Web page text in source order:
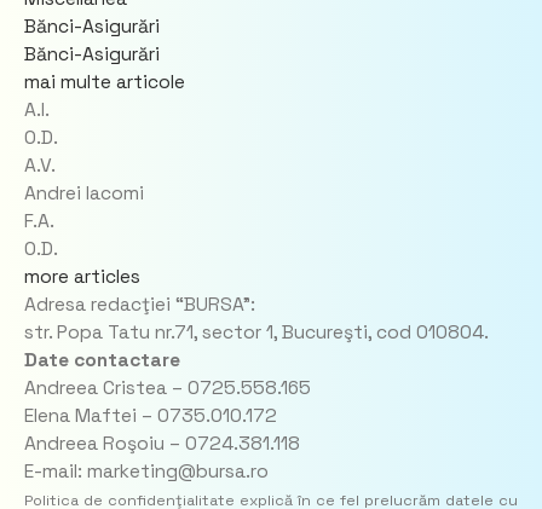
Bănci-Asigurări
Bănci-Asigurări
mai multe articole
A.I.
O.D.
A.V.
Andrei Iacomi
F.A.
O.D.
more articles
Adresa redacţiei “BURSA”:
str. Popa Tatu nr.71, sector 1, Bucureşti, cod 010804.
Date contactare
Andreea Cristea – 0725.558.165
Elena Maftei – 0735.010.172
Andreea Roşoiu – 0724.381.118
E-mail: marketing@bursa.ro
Politica de confidenţialitate explică în ce fel prelucrăm datele cu